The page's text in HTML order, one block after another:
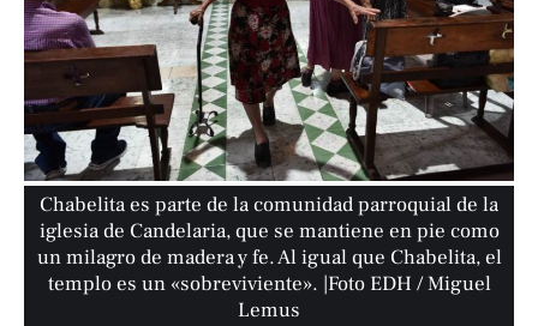
Chabelita es parte de la comunidad parroquial de la
iglesia de Candelaria, que se mantiene en pie como
un milagro de madera y fe. Al igual que Chabelita, el
templo es un «sobreviviente». |Foto EDH / Miguel
Lemus